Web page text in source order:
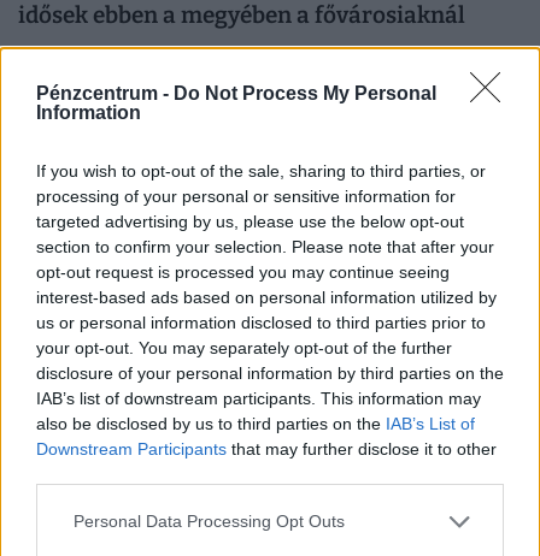
Pénzcentrum - Do Not Process My Personal
Information
If you wish to opt-out of the sale, sharing to third parties, or
processing of your personal or sensitive information for
targeted advertising by us, please use the below opt-out
section to confirm your selection. Please note that after your
opt-out request is processed you may continue seeing
interest-based ads based on personal information utilized by
us or personal information disclosed to third parties prior to
your opt-out. You may separately opt-out of the further
disclosure of your personal information by third parties on the
IAB’s list of downstream participants. This information may
also be disclosed by us to third parties on the IAB’s List of
Downstream Participants that may further disclose it to other
Personal Data Processing Opt Outs
idősek ebben a megyében a fővárosiaknál
Amíg a fővárosban meghaladja a 311 ezer forintot a havi
járandóság, addig Békés, Szabolcs-Szatmár-Bereg vagy
Bács-Kiskun megyékben még a 235 ezret sem éri el az...
Közelít az összeomlás a magyar
idősellátásban: pár éven belül csak külföldiek
Az európai, és ezen belül a magyar társadalom gyors